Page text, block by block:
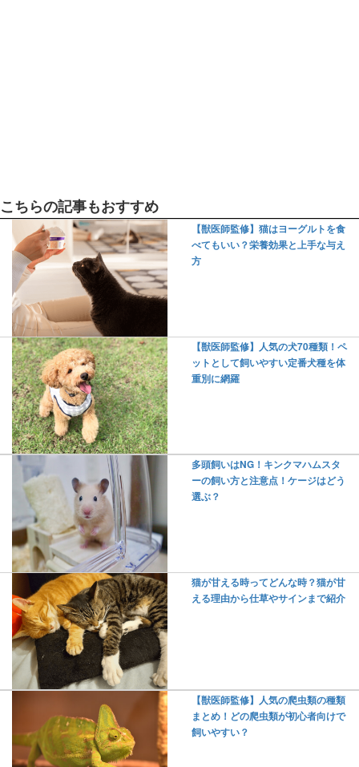
こちらの記事もおすすめ
【獣医師監修】猫はヨーグルトを食
べてもいい？栄養効果と上手な与え
方
【獣医師監修】人気の犬70種類！ペ
ットとして飼いやすい定番犬種を体
重別に網羅
多頭飼いはNG！キンクマハムスタ
ーの飼い方と注意点！ケージはどう
選ぶ？
猫が甘える時ってどんな時？猫が甘
える理由から仕草やサインまで紹介
【獣医師監修】人気の爬虫類の種類
まとめ！どの爬虫類が初心者向けで
飼いやすい？